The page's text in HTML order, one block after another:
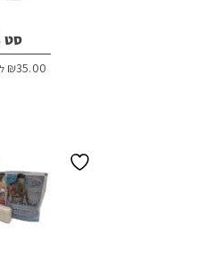
סט USB
₪35.00